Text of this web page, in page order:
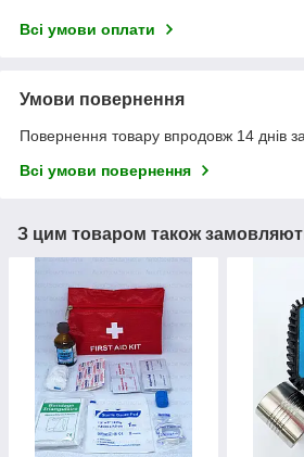
Всі умови оплати
Умови повернення
Повернення товару впродовж 14 днів
Всі умови повернення
З цим товаром також